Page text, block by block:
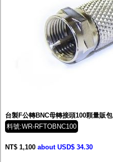
台製F公轉BNC母轉接頭100顆量販包
料號:WR-RFTOBNC100
NT$ 1,100 about USD$ 34.30